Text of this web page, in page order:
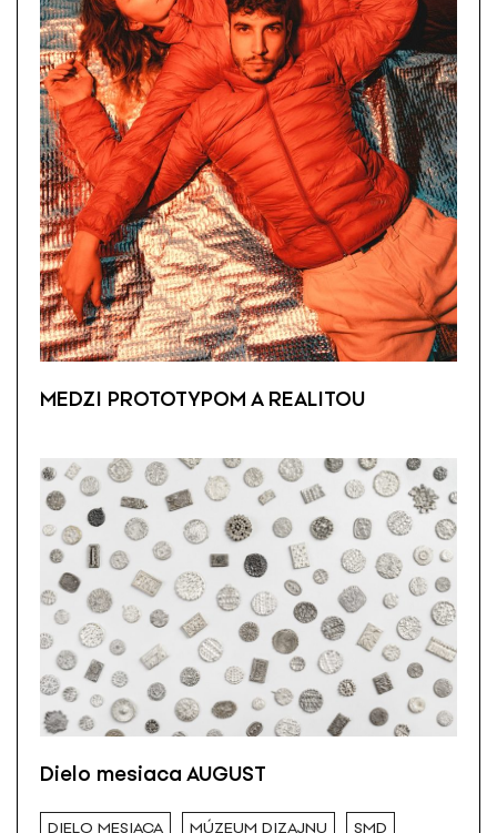
MEDZI PROTOTYPOM A REALITOU
Dielo mesiaca AUGUST
DIELO MESIACA MÚZEUM DIZAJNU SMD